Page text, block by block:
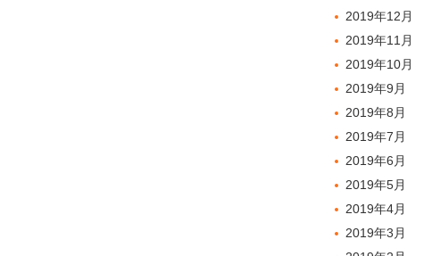
2019年12月
2019年11月
2019年10月
2019年9月
2019年8月
2019年7月
2019年6月
2019年5月
2019年4月
2019年3月